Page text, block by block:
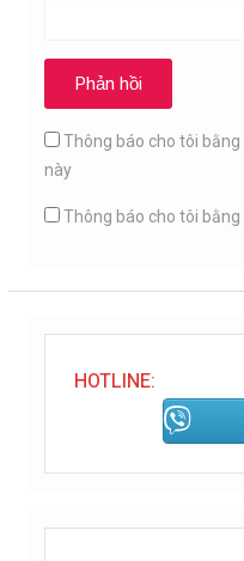
Thông báo cho tôi
này
Thông báo cho tôi
HOTLINE: